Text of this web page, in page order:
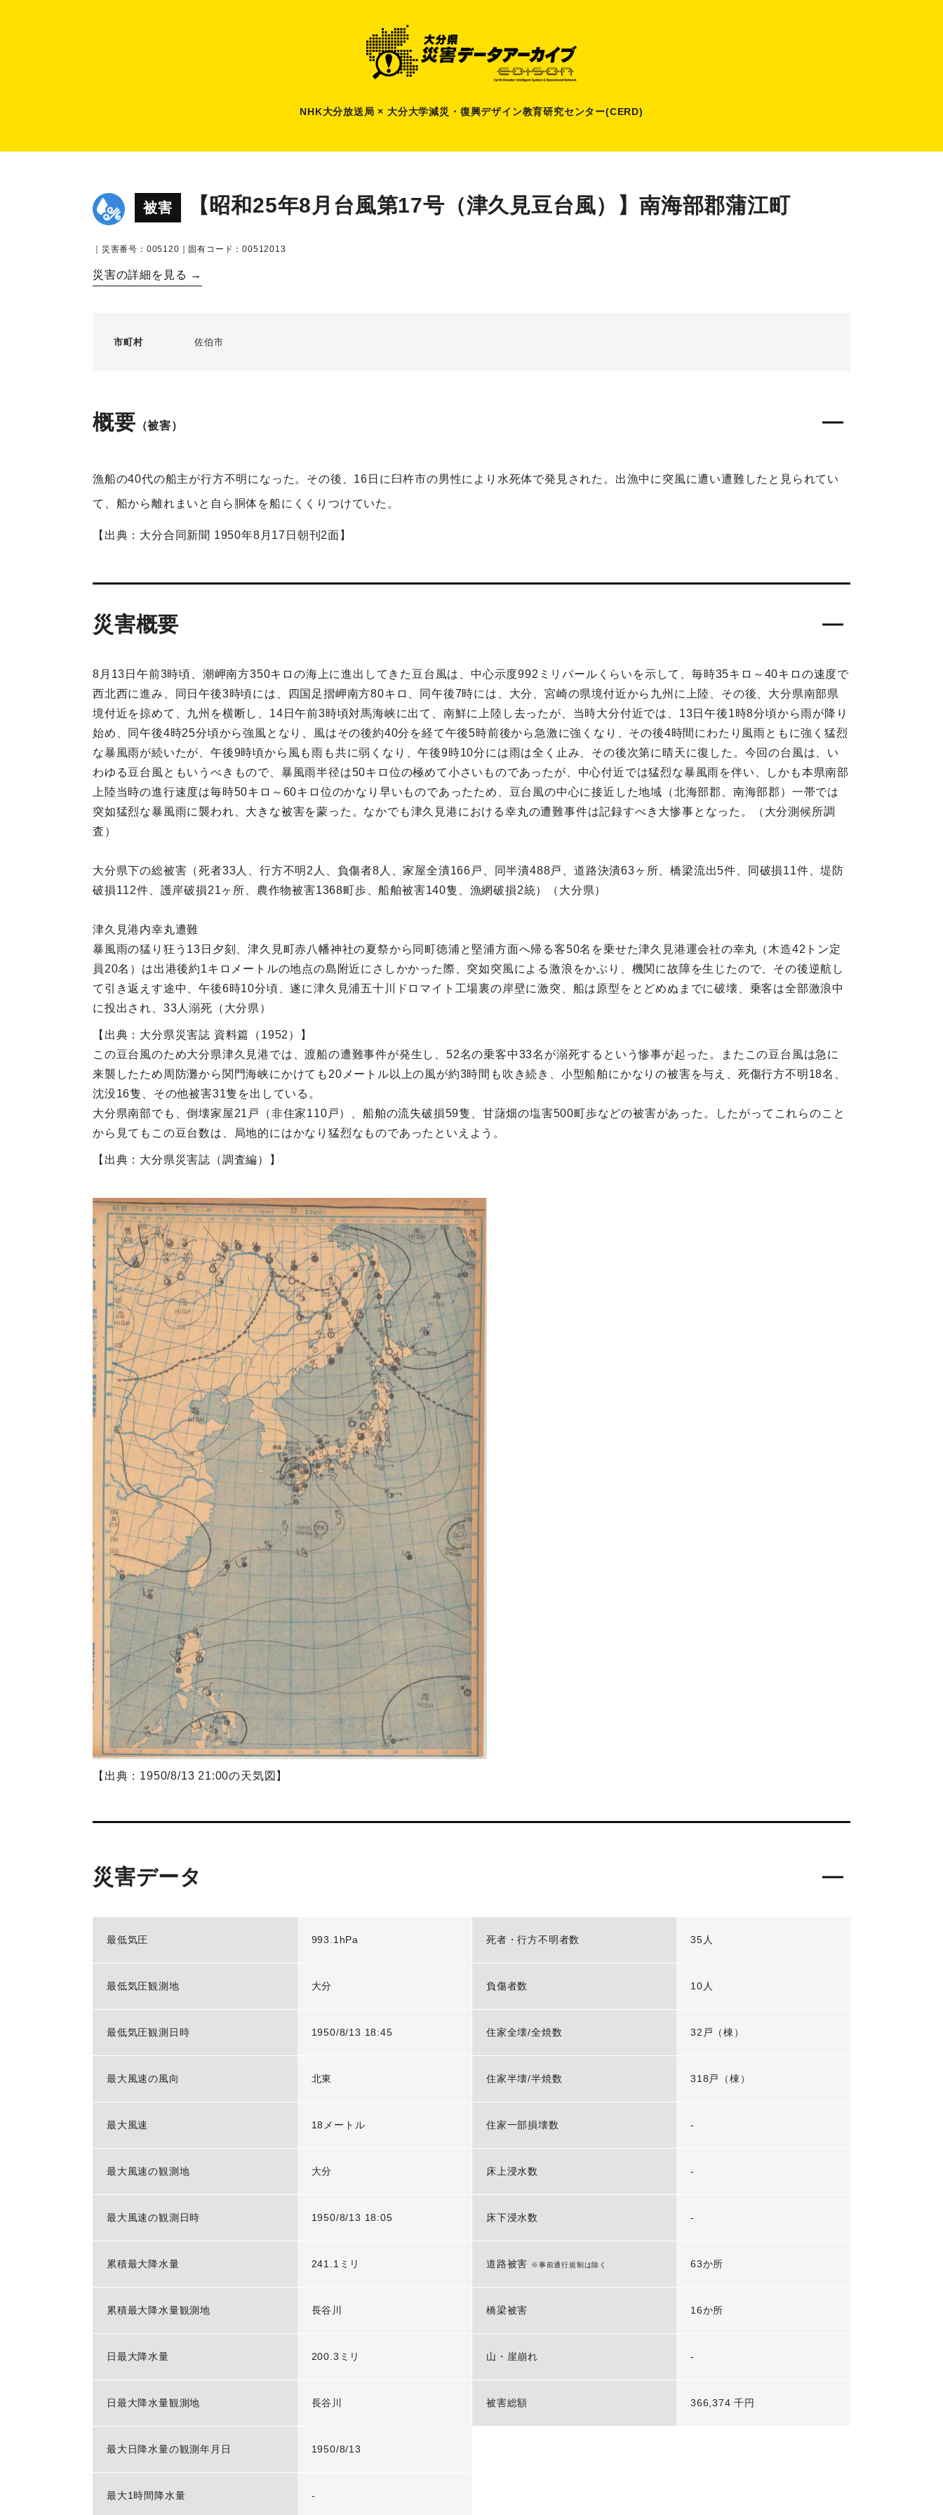
NHK大分放送局 × 大分大学減災 ・ 復興デザイン教育研究センター(CERD)
被害 【昭和25年8月台風第17号（津久見豆台風）】南海部郡蒲江町
｜災害番号：005120｜固有コード：00512013
災害の詳細を見る →
市町村 佐伯市
概要 （被害）
漁船の40代の船主が行方不明になった。その後、16日に臼杵市の男性により水死体で発見された。出漁中に突風に遭い遭難したと見られてい
て、船から離れまいと自ら胴体を船にくくりつけていた。
【出典：大分合同新聞 1950年8月17日朝刊2面】
災害概要
8月13日午前3時頃、潮岬南方350キロの海上に進出してきた豆台風は、中心示度992ミリバールくらいを示して、毎時35キロ～40キロの速度で
西北西に進み、同日午後3時頃には、四国足摺岬南方80キロ、同午後7時には、大分、宮崎の県境付近から九州に上陸、その後、大分県南部県
境付近を掠めて、九州を横断し、14日午前3時頃対馬海峡に出て、南鮮に上陸し去ったが、当時大分付近では、13日午後1時8分頃から雨が降り
始め、同午後4時25分頃から強風となり、風はその後約40分を経て午後5時前後から急激に強くなり、その後4時間にわたり風雨ともに強く猛烈
な暴風雨が続いたが、午後9時頃から風も雨も共に弱くなり、午後9時10分には雨は全く止み、その後次第に晴天に復した。今回の台風は、い
わゆる豆台風ともいうべきもので、暴風雨半径は50キロ位の極めて小さいものであったが、中心付近では猛烈な暴風雨を伴い、しかも本県南部
上陸当時の進行速度は毎時50キロ～60キロ位のかなり早いものであったため、豆台風の中心に接近した地域（北海部郡、南海部郡）一帯では
突如猛烈な暴風雨に襲われ、大きな被害を蒙った。なかでも津久見港における幸丸の遭難事件は記録すべき大惨事となった。（大分測候所調
査）
大分県下の総被害（死者33人、行方不明2人、負傷者8人、家屋全潰166戸、同半潰488戸、道路決潰63ヶ所、橋梁流出5件、同破損11件、堤防
破損112件、護岸破損21ヶ所、農作物被害1368町歩、船舶被害140隻、漁網破損2統）（大分県）
津久見港内幸丸遭難
暴風雨の猛り狂う13日夕刻、津久見町赤八幡神社の夏祭から同町徳浦と堅浦方面へ帰る客50名を乗せた津久見港運会社の幸丸（木造42トン定
員20名）は出港後約1キロメートルの地点の島附近にさしかかった際、突如突風による激浪をかぶり、機関に故障を生じたので、その後逆航し
て引き返えす途中、午後6時10分頃、遂に津久見浦五十川ドロマイト工場裏の岸壁に激突、船は原型をとどめぬまでに破壊、乗客は全部激浪中
に投出され、33人溺死（大分県）
【出典：大分県災害誌 資料篇（1952）】
この豆台風のため大分県津久見港では、渡船の遭難事件が発生し、52名の乗客中33名が溺死するという惨事が起った。またこの豆台風は急に
来襲したため周防灘から関門海峡にかけても20メートル以上の風が約3時間も吹き続き、小型船舶にかなりの被害を与え、死傷行方不明18名、
沈没16隻、その他被害31隻を出している。
大分県南部でも、倒壊家屋21戸（非住家110戸）、船舶の流失破損59隻、甘藷畑の塩害500町歩などの被害があった。したがってこれらのこと
から見てもこの豆台数は、局地的にはかなり猛烈なものであったといえよう。
【出典：大分県災害誌（調査編）】
【出典：1950/8/13 21:00の天気図】
災害データ
最低気圧 993.1hPa
最低気圧観測地 大分
最低気圧観測日時 1950/8/13 18:45
最大風速の風向 北東
最大風速 18メートル
最大風速の観測地 大分
最大風速の観測日時 1950/8/13 18:05
累積最大降水量 241.1ミリ
累積最大降水量観測地 長谷川
日最大降水量 200.3ミリ
日最大降水量観測地 長谷川
最大日降水量の観測年月日 1950/8/13
最大1時間降水量 -
死者・行方不明者数 35人
負傷者数 10人
住家全壊/全焼数 32戸（棟）
住家半壊/半焼数 318戸（棟）
住家一部損壊数 -
床上浸水数 -
床下浸水数 -
道路被害 ※事前通行規制は除く 63か所
橋梁被害 16か所
山・崖崩れ -
被害総額 366,374 千円